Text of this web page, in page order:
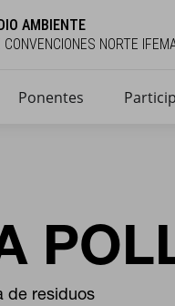
AMBIENTE
NORTE
Ponentes
de residuos